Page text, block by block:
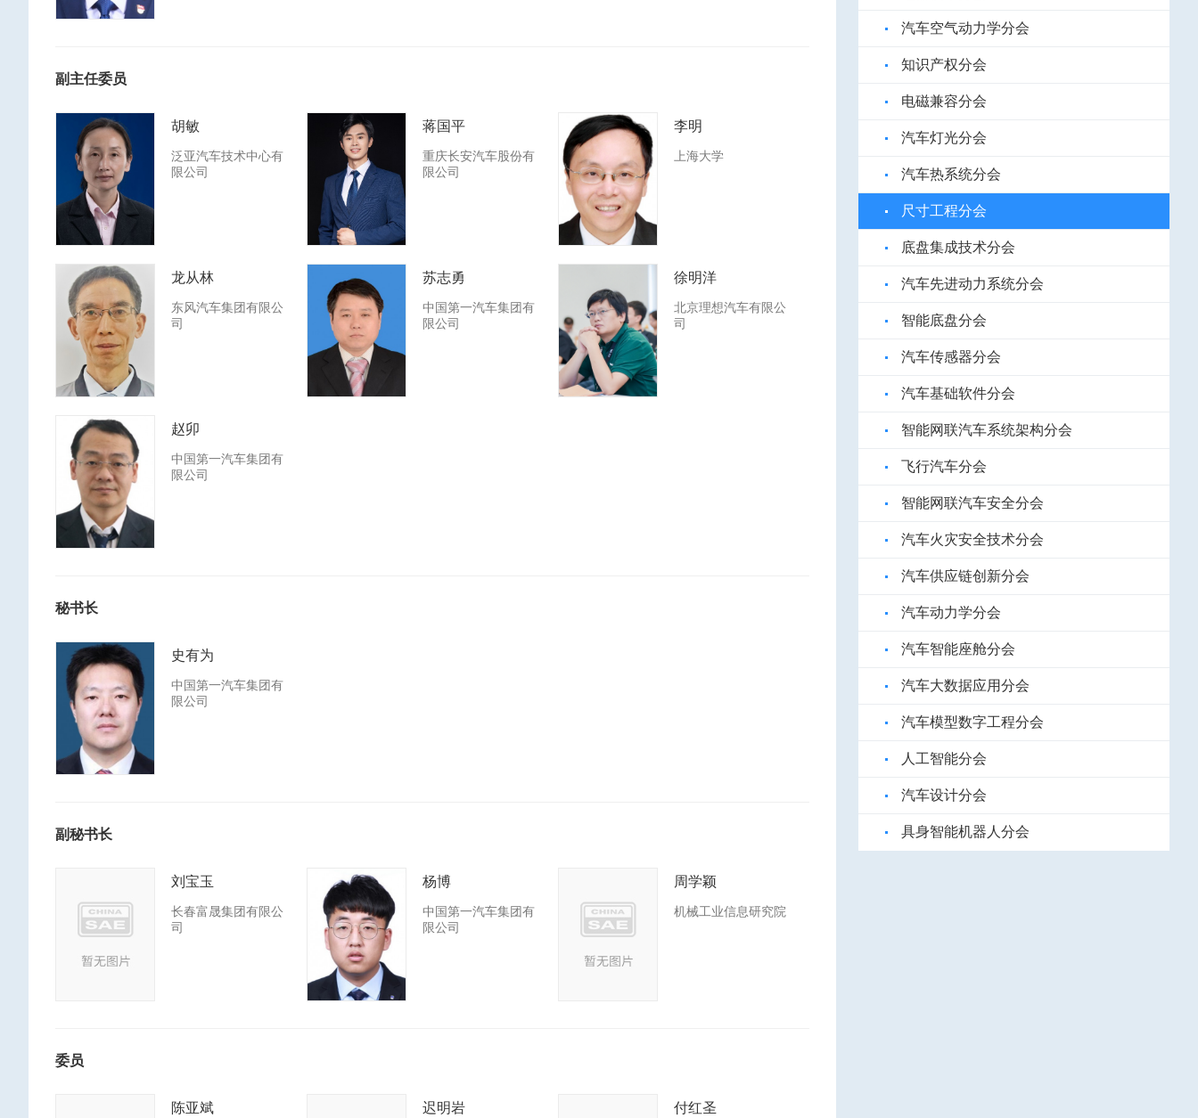
副主任委员
胡敏
泛亚汽车技术中心有
限公司
蒋国平
重庆长安汽车股份有
限公司
李明
上海大学
龙从林
东风汽车集团有限公
司
苏志勇
中国第一汽车集团有
限公司
徐明洋
北京理想汽车有限公
司
赵卯
中国第一汽车集团有
限公司
秘书长
史有为
中国第一汽车集团有
限公司
副秘书长
刘宝玉
长春富晟集团有限公
司
杨博
中国第一汽车集团有
限公司
周学颖
机械工业信息研究院
委员
陈亚斌 迟明岩 付红圣
汽车空气动力学分会
知识产权分会
电磁兼容分会
汽车灯光分会
汽车热系统分会
尺寸工程分会
底盘集成技术分会
汽车先进动力系统分会
智能底盘分会
汽车传感器分会
汽车基础软件分会
智能网联汽车系统架构分会
飞行汽车分会
智能网联汽车安全分会
汽车火灾安全技术分会
汽车供应链创新分会
汽车动力学分会
汽车智能座舱分会
汽车大数据应用分会
汽车模型数字工程分会
人工智能分会
汽车设计分会
具身智能机器人分会